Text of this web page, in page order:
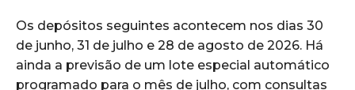
Os depósitos seguintes acontecem nos dias 30
de junho, 31 de julho e 28 de agosto de 2026. Há
ainda a previsão de um lote especial automático
programado para o mês de julho, com consultas